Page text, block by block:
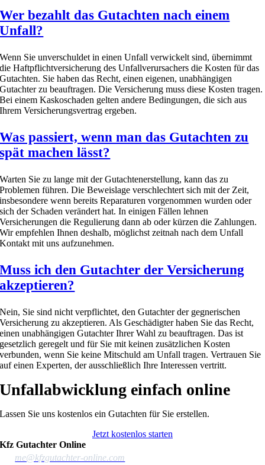
Wer bezahlt das Gutachten nach einem
Unfall?
Wenn Sie unverschuldet in einen Unfall verwickelt sind, übernimmt
die Haftpflichtversicherung des Unfallverursachers die Kosten für das
Gutachten. Sie haben das Recht, einen eigenen, unabhängigen
Gutachter zu beauftragen. Die Versicherung muss diese Kosten tragen.
Bei einem Kaskoschaden gelten andere Bedingungen, die sich aus
Ihrem Versicherungsvertrag ergeben.
Was passiert, wenn man das Gutachten zu
spät machen lässt?
Warten Sie zu lange mit der Gutachtenerstellung, kann das zu
Problemen führen. Die Beweislage verschlechtert sich mit der Zeit,
insbesondere wenn bereits Reparaturen vorgenommen wurden oder
sich der Schaden verändert hat. In einigen Fällen lehnen
Versicherungen die Regulierung dann ab oder kürzen die Zahlungen.
Wir empfehlen Ihnen deshalb, möglichst zeitnah nach dem Unfall
Kontakt mit uns aufzunehmen.
Muss ich den Gutachter der Versicherung
akzeptieren?
Nein, Sie sind nicht verpflichtet, den Gutachter der gegnerischen
Versicherung zu akzeptieren. Als Geschädigter haben Sie das Recht,
einen unabhängigen Gutachter Ihrer Wahl zu beauftragen. Das ist
gesetzlich geregelt und für Sie mit keinen zusätzlichen Kosten
verbunden, wenn Sie keine Mitschuld am Unfall tragen. Vertrauen Sie
auf einen Experten, der ausschließlich Ihre Interessen vertritt.
Unfallabwicklung einfach online
Lassen Sie uns kostenlos ein Gutachten für Sie erstellen.
Jetzt kostenlos starten
Kfz Gutachter Online
me@kfzgutachter-online.com